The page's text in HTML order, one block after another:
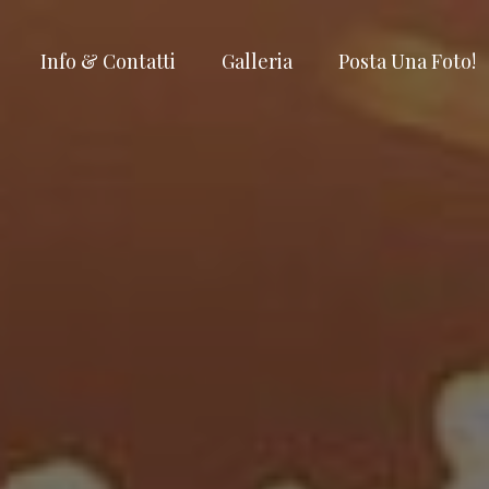
Info & Contatti Galleria Posta Una Foto!